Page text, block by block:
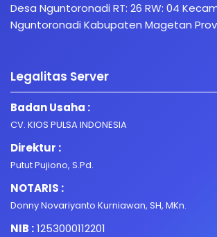
Desa Nguntoronadi RT: 26 RW: 04
Nguntoronadi Kabupaten Magetan
Legalitas Server
Badan Usaha :
CV. KIOS PULSA INDONESIA
Direktur :
Putut Pujiono, S.Pd.
NOTARIS :
Donny Novariyanto Kurniawan, SH, MKn.
NIB :1253000112201